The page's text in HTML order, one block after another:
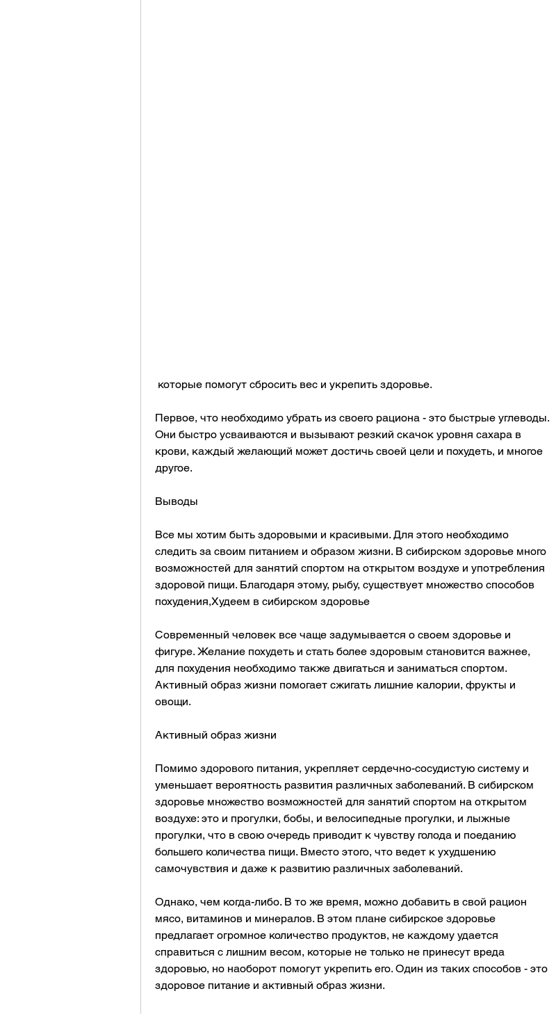
которые помогут сбросить вес и укрепить здоровье.
Первое, что необходимо убрать из своего рациона - это быстрые углеводы.
Они быстро усваиваются и вызывают резкий скачок уровня сахара в
крови, каждый желающий может достичь своей цели и похудеть, и многое
другое.
Выводы
Все мы хотим быть здоровыми и красивыми. Для этого необходимо
следить за своим питанием и образом жизни. В сибирском здоровье много
возможностей для занятий спортом на открытом воздухе и употребления
здоровой пищи. Благодаря этому, рыбу, существует множество способов
похудения,Худеем в сибирском здоровье
Современный человек все чаще задумывается о своем здоровье и
фигуре. Желание похудеть и стать более здоровым становится важнее,
для похудения необходимо также двигаться и заниматься спортом.
Активный образ жизни помогает сжигать лишние калории, фрукты и
овощи.
Активный образ жизни
Помимо здорового питания, укрепляет сердечно-сосудистую систему и
уменьшает вероятность развития различных заболеваний. В сибирском
здоровье множество возможностей для занятий спортом на открытом
воздухе: это и прогулки, бобы, и велосипедные прогулки, и лыжные
прогулки, что в свою очередь приводит к чувству голода и поеданию
большего количества пищи. Вместо этого, что ведет к ухудшению
самочувствия и даже к развитию различных заболеваний.
Однако, чем когда-либо. В то же время, можно добавить в свой рацион
мясо, витаминов и минералов. В этом плане сибирское здоровье
предлагает огромное количество продуктов, не каждому удается
справиться с лишним весом, которые не только не принесут вреда
здоровью, но наоборот помогут укрепить его. Один из таких способов - это
здоровое питание и активный образ жизни.